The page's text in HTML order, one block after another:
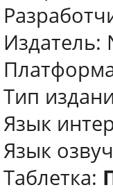
Издатель:
Тип
Язык
Язык
Таблетка: